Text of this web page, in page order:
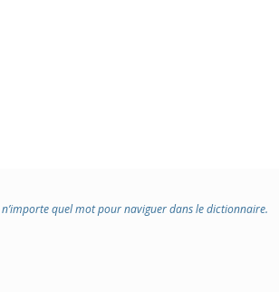
quel mot pour naviguer dans le dictionnaire.